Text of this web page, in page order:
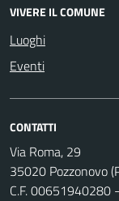
VIVERE IL COMUNE
Luoghi
Eventi
CONTATTI
Via Roma, 29
35020 Pozzonovo
C.F. 00651940280